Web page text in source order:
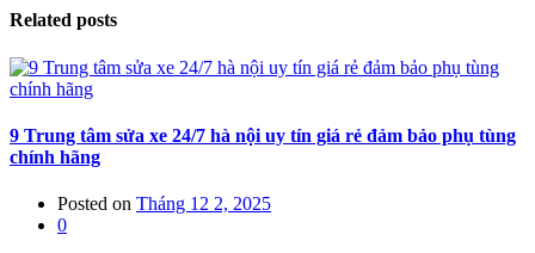
Related posts
9 Trung tâm sửa xe 24/7 hà nội uy tín giá rẻ đảm bảo phụ tùng
chính hãng
Posted on Tháng 12 2, 2025
0